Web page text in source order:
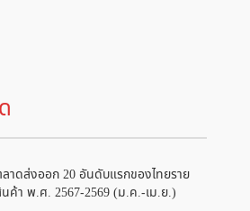
าดส่งออก 20 อันดับแรกของไทยราย
ค้า พ.ศ. 2567-2569 (ม.ค.-เม.ย.)